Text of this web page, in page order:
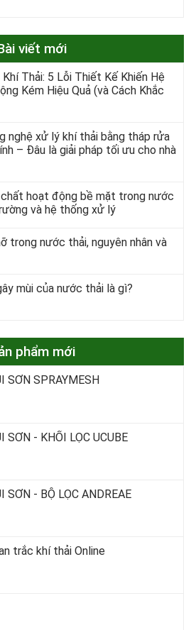
viết mới
Thải: 5 Lỗi Thiết Kế Khiến Hệ
Kém Hiệu Quả (và Cách Khắc
nghệ xử lý khí thải bằng tháp rửa
– Đâu là giải pháp tối ưu cho nhà
hoạt động bề mặt trong nước
và hệ thống xử lý
trong nước thải, nguyên nhân và
mùi của nước thải là gì?
phẩm mới
SƠN SPRAYMESH
SƠN - KHỐI LỌC UCUBE
SƠN - BỘ LỌC ANDREAE
trắc khí thải Online